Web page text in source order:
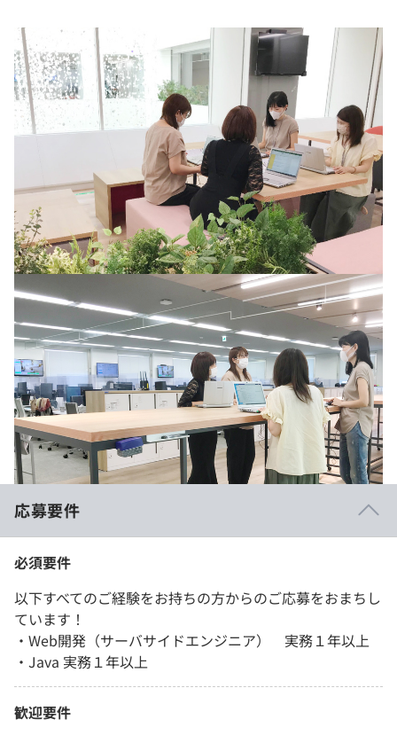
応募要件
必須要件
以下すべてのご経験をお持ちの方からのご応募をおまちし
ています！
・Web開発（サーバサイドエンジニア） 実務１年以上
・Java 実務１年以上
歓迎要件